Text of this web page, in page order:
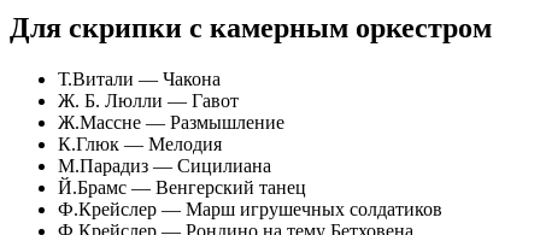
Для скрипки с камерным оркестром
Т.Витали — Чакона
Ж. Б. Люлли — Гавот
Ж.Массне — Размышление
К.Глюк — Мелодия
М.Парадиз — Сицилиана
Й.Брамс — Венгерский танец
Ф.Крейслер — Марш игрушечных солдатиков
Ф.Крейслер — Рондино на тему Бетховена